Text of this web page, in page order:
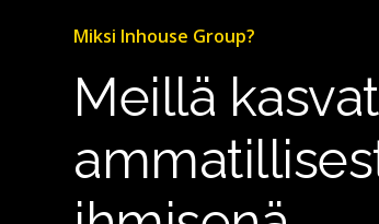
Miksi Inhouse Group?
Meillä kasvat